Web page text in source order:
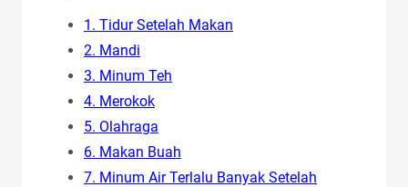
1. Tidur Setelah Makan
2. Mandi
3. Minum Teh
4. Merokok
5. Olahraga
6. Makan Buah
7. Minum Air Terlalu Banyak Setelah